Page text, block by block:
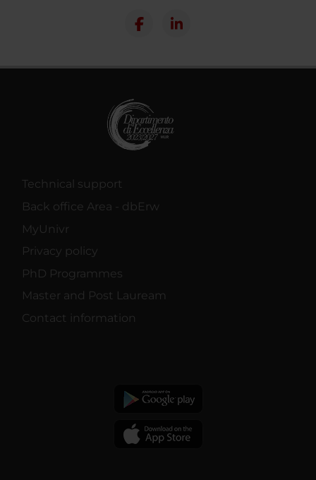
Technical support
Back office Area - dbErw
MyUnivr
Privacy policy
PhD Programmes
Master and Post Lauream
Contact information